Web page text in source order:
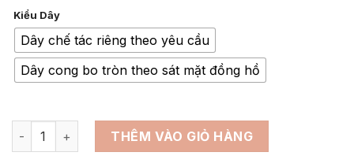
từ
950,000₫
đến
1,350,000₫
Kiểu Dây
Dây chế tác riêng theo yêu cầu
Dây cong bo tròn theo sát mặt đồng hồ
Dây da đồng hồ thay thế cho D1 Milano da trơn màu đen số
THÊM VÀO GIỎ HÀNG